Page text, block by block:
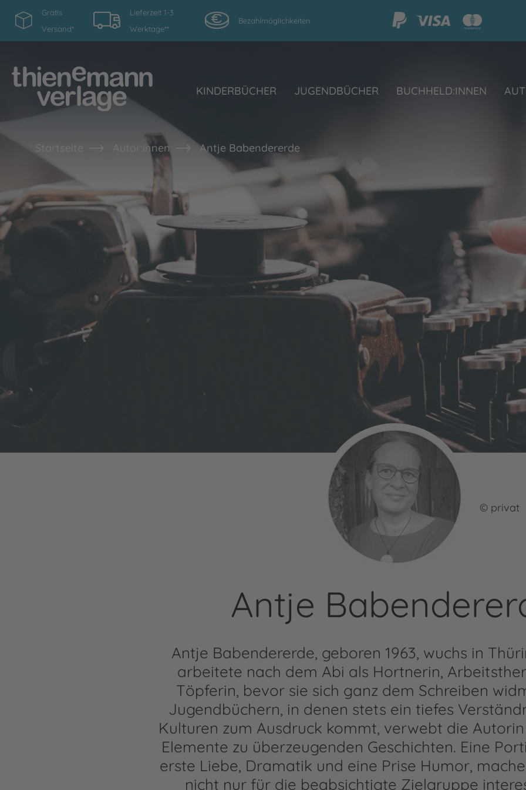
Gratis
Versand*
Lieferzeit 1-3
Werktage**
Bezahlmöglichkeiten
KINDERBÜCHER JUGENDBÜCHER BUCHHELD:INNEN
Startseite Autor:innen Antje Babendererde
© privat
Antje
Antje Babendererde, geboren 1963, wuchs in
arbeitete nach dem Abi als Hortnerin,
Töpferin, bevor sie sich ganz dem Schreiben
Jugendbüchern, in denen stets ein tiefes
Kulturen zum Ausdruck kommt, verwebt die
Elemente zu überzeugenden Geschichten. Eine
erste Liebe, Dramatik und eine Prise Humor,
nicht nur für die beabsichtigte Zielgruppe